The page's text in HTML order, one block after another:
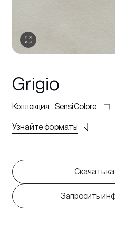
Grigio
Коллекция: SensiColore
Узнайте форматы
Скачать
Запросить